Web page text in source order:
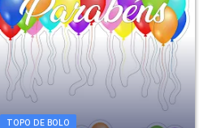
TOPO DE BOLO